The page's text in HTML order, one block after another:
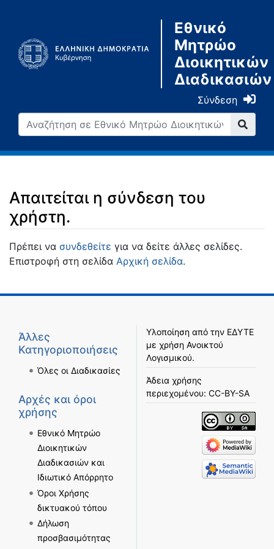
Εθνικό
Μητρώο
Διοικητικών
Διαδικασιών
Σύνδεση
Απαιτείται η σύνδεση του
χρήστη.
Μετάβαση σε:πλοήγηση,αναζήτηση
Πρέπει να συνδεθείτε για να δείτε άλλες σελίδες.
Επιστροφή στη σελίδα Αρχική σελίδα.
Άλλες
Κατηγοριοποιήσεις
Όλες οι Διαδικασίες
Αρχές και όροι
χρήσης
Εθνικό Μητρώο
Διοικητικών
Διαδικασιών και
Ιδιωτικό Απόρρητο
Όροι Χρήσης
δικτυακού τόπου
Δήλωση
προσβασιμότητας
Υλοποίηση από την ΕΔΥΤΕ
με χρήση Ανοικτού
Λογισμικού.
Άδεια χρήσης
περιεχομένου: CC-BY-SA